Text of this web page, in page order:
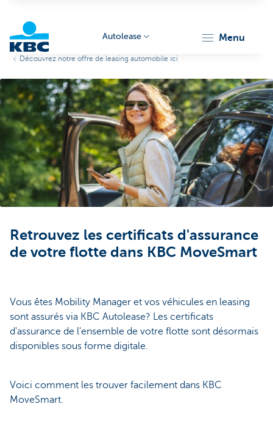
Corporate
Autolease menu
Découvrez notre offre de leasing automobile ici
Retrouvez les certificats d'assurance
de votre flotte dans KBC MoveSmart
Vous êtes Mobility Manager et vos véhicules en leasing
sont assurés via KBC Autolease? Les certificats
d'assurance de l'ensemble de votre flotte sont désormais
disponibles sous forme digitale.
Voici comment les trouver facilement dans KBC
MoveSmart.